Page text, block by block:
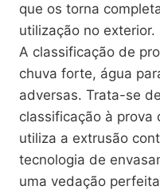
que os torna
utilização no exterior.
A classificação de
chuva forte, água
adversas. Trata-se
classificação à prova
utiliza a extrusão
tecnologia de
uma vedação